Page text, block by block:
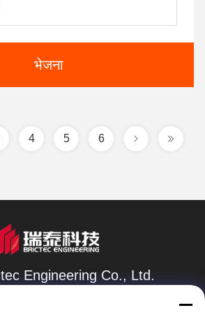
भेजना
4 5 6
Engineering Co., Ltd.